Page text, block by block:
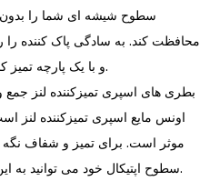
سطوح شیشه ای شما را بدون
محافظت کند. به سادگی پاک کننده را
و با یک پارچه تمیز کننده میکروفیبر مخصوص پاک کنید.
اونس مایع اسپری تمیزکننده لنز
موثر است. برای تمیز و شفاف نگه
سطوح اپتیکال خود می توانید به این اسپری پاک کننده لنز اعتماد کنید.